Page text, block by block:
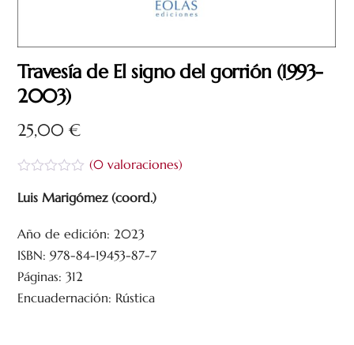
Travesía de El signo del gorrión (1993-
2003)
25,00€
a
r
d
o
c
o
(0valoraciones)
Luis Marigómez (coord.)
Año de edición: 2023
ISBN: 978-84-19453-87-7
Páginas: 312
Encuadernación: Rústica